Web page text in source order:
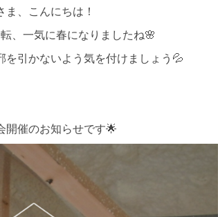
ま、こんにちは！
、一気に春になりましたね🌸
を引かないよう気を付けましょう💦
開催のお知らせです🌟